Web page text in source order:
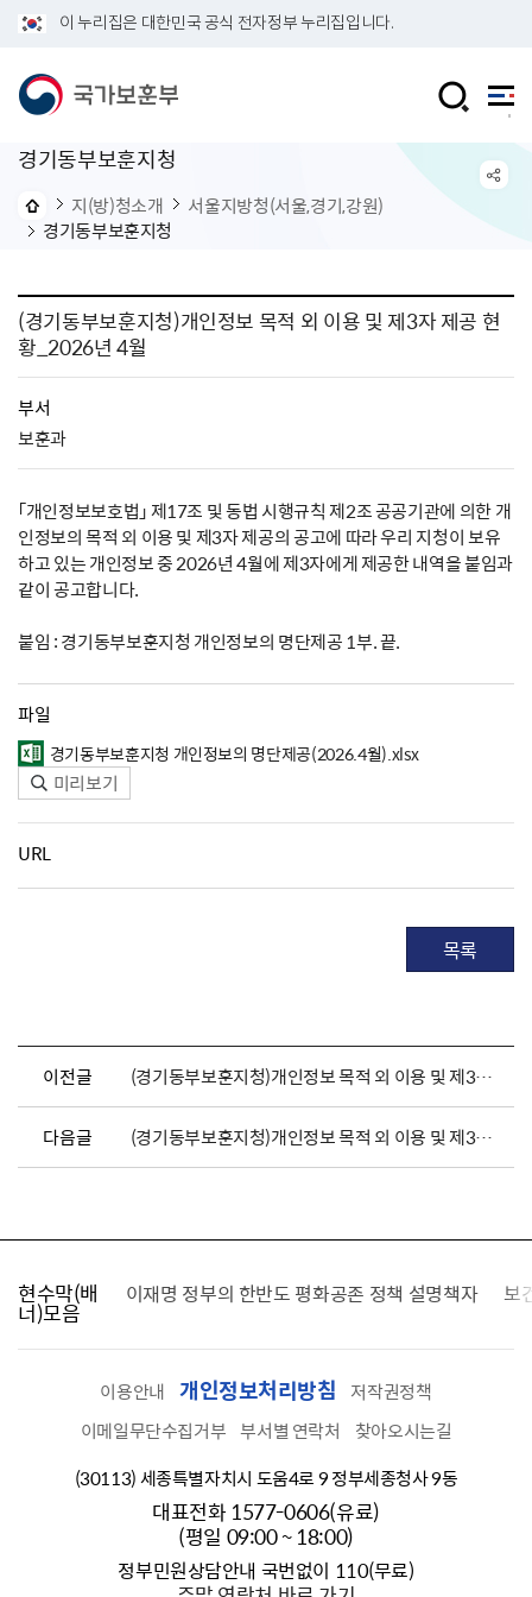
이 누리집은 대한민국 공식 전자정부 누리집입니다.
경기동부보훈지청
지(방)청소개
서울지방청(서울,경기,강원)
경기동부보훈지청
(경기동부보훈지청)개인정보 목적 외 이용 및 제3자 제공 현
황_2026년 4월
부서
보훈과
「개인정보보호법」 제17조 및 동법 시행규칙 제2조 공공기관에 의한 개
인정보의 목적 외 이용 및 제3자 제공의 공고에 따라 우리 지청이 보유
하고 있는 개인정보 중 2026년 4월에 제3자에게 제공한 내역을 붙임과
같이 공고합니다.
붙임 : 경기동부보훈지청 개인정보의 명단제공 1부. 끝.
파일
경기동부보훈지청 개인정보의 명단제공(2026.4월).xlsx
미리보기
URL
목록
이전글 (경기동부보훈지청)개인정보 목적 외 이용 및 제3자 제공 현황_2026년 5월
다음글 (경기동부보훈지청)개인정보 목적 외 이용 및 제3자 제공 현황_2026년 3월
현수막(배
너)모음
찾습니다 이재명 정부의 한반도 평화공존 정책 설명책자 보
이용안내 개인정보처리방침
저작권정책
이메일무단수집거부 부서별 연락처
찾아오시는길
(30113) 세종특별자치시 도움4로 9 정부세종청사 9동
대표전화 1577-0606(유료)
(평일 09:00 ~ 18:00)
정부민원상담안내 국번없이 110(무료)